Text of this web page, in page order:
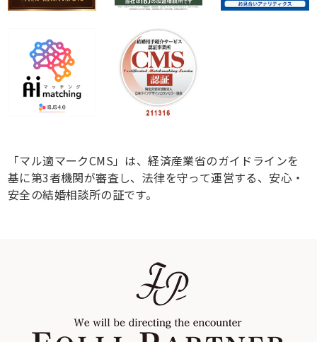
「マル適マークCMS」は、経済産業省のガイドラインを
基に第3者機関が審査し、法律を守って運営する、安心・
安全の結婚相談所の証です。